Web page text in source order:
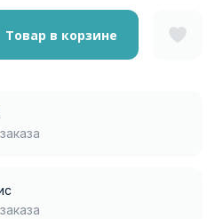
Товар в корзине